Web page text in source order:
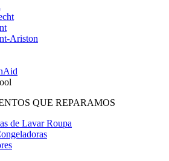
Ariston
QUE REPARAMOS
de Lavar Roupa